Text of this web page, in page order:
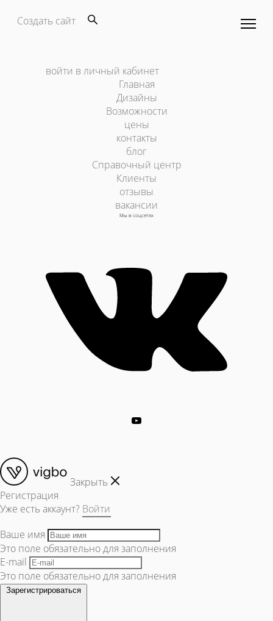
Создать сайт
войти в личный кабинет
Главная
Дизайны
Возможности
цены
контакты
блог
Справочный центр
Клиенты
отзывы
вакансии
Мы в соцсетях
Закрыть
Регистрация
Уже есть аккаунт? Войти
Ваше имя
Это поле обязательно для заполнения
E-mail
Это поле обязательно для заполнения
Зарегистрироваться